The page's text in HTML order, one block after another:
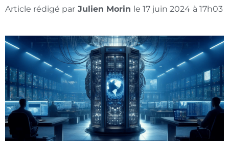
Article rédigé par Julien Morin le 17 juin 2024 à 17h03